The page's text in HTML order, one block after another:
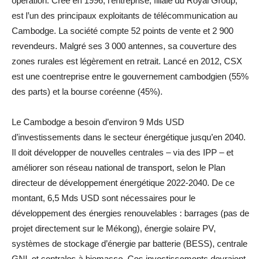
est l’un des principaux exploitants de télécommunication au
Cambodge. La société compte 52 points de vente et 2 900
revendeurs. Malgré ses 3 000 antennes, sa couverture des
zones rurales est légèrement en retrait. Lancé en 2012, CSX
est une coentreprise entre le gouvernement cambodgien (55%
des parts) et la bourse coréenne (45%).
Le Cambodge a besoin d’environ 9 Mds USD
d’investissements dans le secteur énergétique jusqu’en 2040.
Il doit développer de nouvelles centrales – via des IPP – et
améliorer son réseau national de transport, selon le Plan
directeur de développement énergétique 2022-2040. De ce
montant, 6,5 Mds USD sont nécessaires pour le
développement des énergies renouvelables : barrages (pas de
projet directement sur le Mékong), énergie solaire PV,
systèmes de stockage d’énergie par batterie (BESS), centrale